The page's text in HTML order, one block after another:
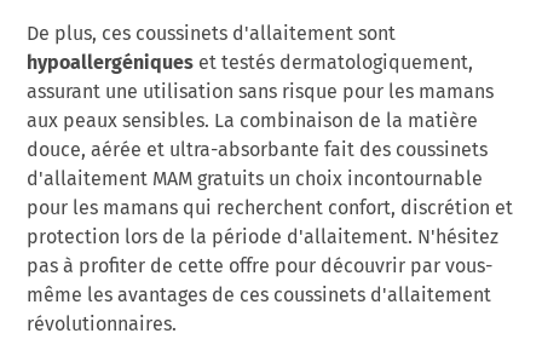
De plus, ces coussinets d'allaitement sont
hypoallergéniques et testés dermatologiquement,
assurant une utilisation sans risque pour les mamans
aux peaux sensibles. La combinaison de la matière
douce, aérée et ultra-absorbante fait des coussinets
d'allaitement MAM gratuits un choix incontournable
pour les mamans qui recherchent confort, discrétion et
protection lors de la période d'allaitement. N'hésitez
pas à profiter de cette offre pour découvrir par vous-
même les avantages de ces coussinets d'allaitement
révolutionnaires.